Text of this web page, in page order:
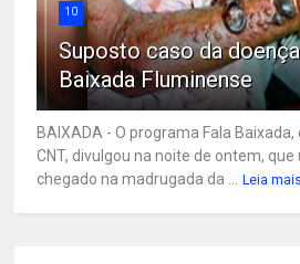
10
Suposto caso da
Baixada Fluminense
BAIXADA - O programa Fala
CNT, divulgou na noite de ontem,
chegado na madrugada da ...
Leia mais